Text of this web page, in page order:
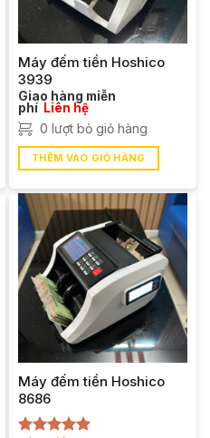
Máy đếm tiền Hoshico
3939
Giao hàng miễn
phí Liên hệ
0 lượt bỏ giỏ hàng
THÊM VÀO GIỎ HÀNG
Máy đếm tiền Hoshico
8686